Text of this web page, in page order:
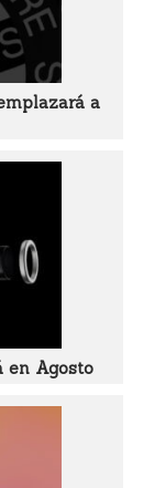
a
en Agosto